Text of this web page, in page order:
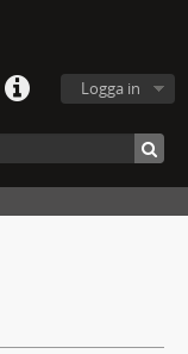
Logga in